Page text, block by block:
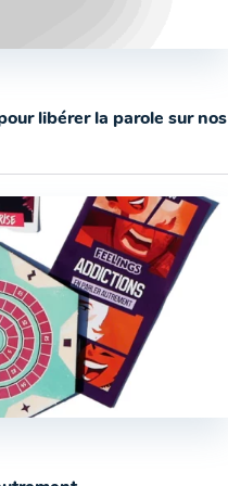
libérer la parole sur nos